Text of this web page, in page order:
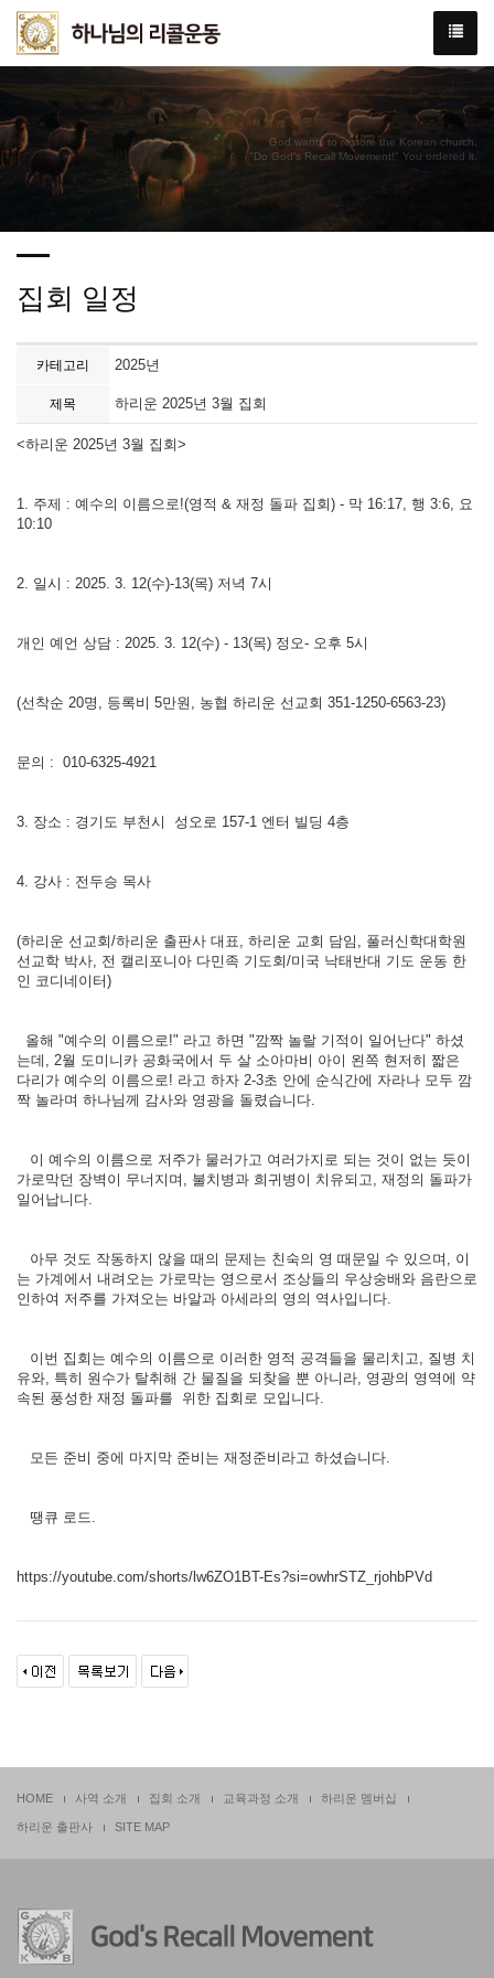
God wants to restore the Korean church.
"Do God's Recall Movement!" You ordered it.
집회 일정
카테고리 2025년
제목 하리운 2025년 3월 집회
<하리운 2025년 3월 집회>
1. 주제 : 예수의 이름으로!(영적 & 재정 돌파 집회) - 막 16:17, 행 3:6, 요
10:10
2. 일시 : 2025. 3. 12(수)-13(목) 저녁 7시
개인 예언 상담 : 2025. 3. 12(수) - 13(목) 정오- 오후 5시
(선착순 20명, 등록비 5만원, 농협 하리운 선교회 351-1250-6563-23)
문의 : 010-6325-4921
3. 장소 : 경기도 부천시 성오로 157-1 엔터 빌딩 4층
4. 강사 : 전두승 목사
(하리운 선교회/하리운 출판사 대표, 하리운 교회 담임, 풀러신학대학원
선교학 박사, 전 캘리포니아 다민족 기도회/미국 낙태반대 기도 운동 한
인 코디네이터)
올해 "예수의 이름으로!" 라고 하면 "깜짝 놀랄 기적이 일어난다" 하셨
는데, 2월 도미니카 공화국에서 두 살 소아마비 아이 왼쪽 현저히 짧은
다리가 예수의 이름으로! 라고 하자 2-3초 안에 순식간에 자라나 모두 깜
짝 놀라며 하나님께 감사와 영광을 돌렸습니다.
이 예수의 이름으로 저주가 물러가고 여러가지로 되는 것이 없는 듯이
가로막던 장벽이 무너지며, 불치병과 희귀병이 치유되고, 재정의 돌파가
일어납니다.
아무 것도 작동하지 않을 때의 문제는 친숙의 영 때문일 수 있으며, 이
는 가계에서 내려오는 가로막는 영으로서 조상들의 우상숭배와 음란으로
인하여 저주를 가져오는 바알과 아세라의 영의 역사입니다.
이번 집회는 예수의 이름으로 이러한 영적 공격들을 물리치고, 질병 치
유와, 특히 원수가 탈취해 간 물질을 되찾을 뿐 아니라, 영광의 영역에 약
속된 풍성한 재정 돌파를 위한 집회로 모입니다.
모든 준비 중에 마지막 준비는 재정준비라고 하셨습니다.
땡큐 로드.
https://youtube.com/shorts/lw6ZO1BT-Es?si=owhrSTZ_rjohbPVd
HOME 사역 소개 집회 소개 교육과정 소개 하리운 멤버십
하리운 출판사 SITE MAP